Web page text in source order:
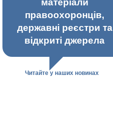
матеріали
правоохоронців,
державні реєстри та
відкриті джерела
Читайте у наших новинах